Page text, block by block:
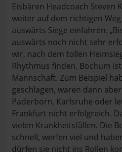
Eisbären Headcoach Steven
weiter auf dem richtigen
auswärts Siege einfahren.
auswärts noch nicht sehr
wir, nach dem tollen
Rhythmus finden. Bochum
Mannschaft. Zum Beispiel
geschlagen, waren dann
Paderborn, Karlsruhe oder
Frankfurt nicht erfolgreich.
vielen Krankheitsfällen. Die
schnell, werfen viel und
dürfen sie nicht ins Rollen